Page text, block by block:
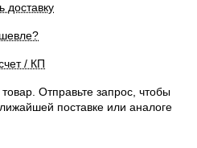
доставку
/ КП
Отправьте запрос, чтобы
поставке или аналоге